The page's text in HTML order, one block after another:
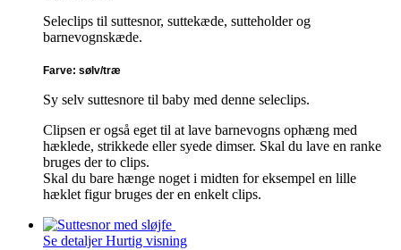
Seleclips til suttesnor, suttekæde, sutteholder og
barnevognskæde.
Farve: sølv/træ
Sy selv suttesnore til baby med denne seleclips.
Clipsen er også eget til at lave barnevogns ophæng med
hæklede, strikkede eller syede dimser. Skal du lave en ranke
bruges der to clips.
Skal du bare hænge noget i midten for eksempel en lille
hæklet figur bruges der en enkelt clips.
Se detaljerHurtig visning